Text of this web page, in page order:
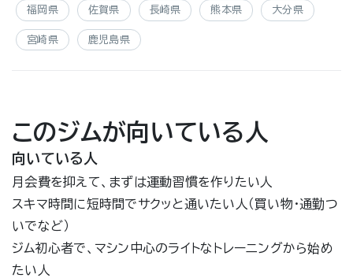
福岡県 佐賀県 長崎県 熊本県 大分県
宮崎県 鹿児島県
このジムが向いている人
向いている人
月会費を抑えて、まずは運動習慣を作りたい人
スキマ時間に短時間でサクッと通いたい人（買い物・通勤つ
いでなど）
ジム初心者で、マシン中心のライトなトレーニングから始め
たい人